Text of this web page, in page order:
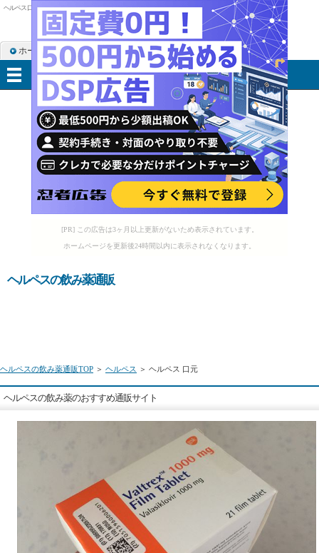
[PR] この広告は3ヶ月以上更新がないため表示されています。
ホームページを更新後24時間以内に表示されなくなります。
ヘルペス 口元
ヘルペスの飲み薬通販
ヘルペスの飲み薬通販TOP ＞ ヘルペス ＞ ヘルペス 口元
ヘルペスの飲み薬のおすすめ通販サイト
ホーム RSS購読 サイトマップ
メニュー